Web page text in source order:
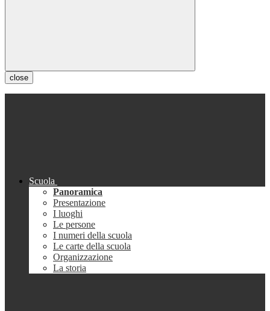
close
Scuola
Panoramica
Presentazione
I luoghi
Le persone
I numeri della scuola
Le carte della scuola
Organizzazione
La storia